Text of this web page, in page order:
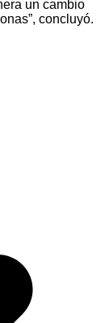
un cambio
concluyó.